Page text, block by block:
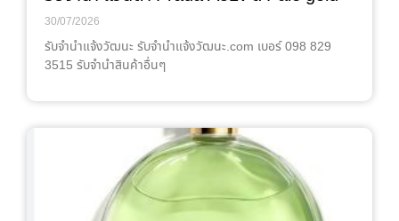
30/07/2026
รับจํานําแจ้งวัฒนะ รับจํานําแจ้งวัฒนะ.com เบอร์ 098 829
3515 รับจำนำสินค้าอื่นๆ